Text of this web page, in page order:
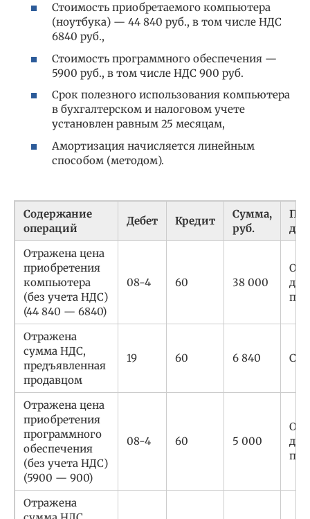
Стоимость приобретаемого компьютера
(ноутбука) — 44 840 руб., в том числе НДС
6840 руб.,
Стоимость программного обеспечения —
5900 руб., в том числе НДС 900 руб.
Срок полезного использования компьютера
в бухгалтерском и налоговом учете
установлен равным 25 месяцам,
Амортизация начисляется линейным
способом (методом).
Содержание
операций
Дебет Кредит
Сумма,
руб.
Отражена цена
приобретения
компьютера
(без учета НДС)
(44 840 — 6840)
08-4 60 38 000
Отражена
сумма НДС,
предъявленная
продавцом
19 60 6 840
Отражена цена
приобретения
программного
обеспечения
(без учета НДС)
(5900 — 900)
08-4 60 5 000
Отражена